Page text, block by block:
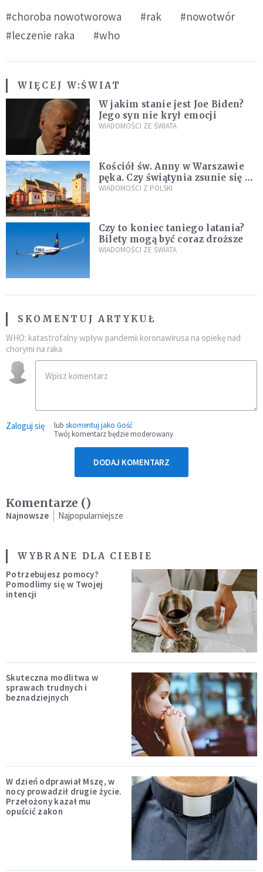
#choroba nowotworowa #rak
#nowotwór
#leczenie raka
#who
WIĘCEJ W:ŚWIAT
W jakim stanie jest Joe Biden?
Jego syn nie krył emocji
WIADOMOŚCI ZE ŚWIATA
Kościół św. Anny w Warszawie
pęka. Czy świątynia zsunie się ze
skarpy?
WIADOMOŚCI Z POLSKI
Czy to koniec taniego latania?
Bilety mogą być coraz droższe
WIADOMOŚCI ZE ŚWIATA
SKOMENTUJ ARTYKUŁ
WHO: katastrofalny wpływ pandemii koronawirusa na opiekę nad
chorymi na raka
Zaloguj się lub skomentuj jako Gość
Twój komentarz będzie moderowany
DODAJ KOMENTARZ
Komentarze ()
Najnowsze Najpopularniejsze
WYBRANE DLA CIEBIE
Potrzebujesz pomocy?
Pomodlimy się w Twojej
intencji
Skuteczna modlitwa w
sprawach trudnych i
beznadziejnych
W dzień odprawiał Mszę, w
nocy prowadził drugie życie.
Przełożony kazał mu
opuścić zakon